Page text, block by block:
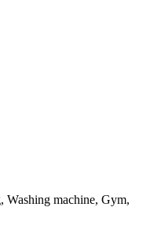
Washing machine, Gym,